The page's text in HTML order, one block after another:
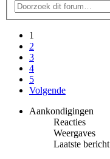
1
2
3
4
5
Volgende
Aankondigingen
Reacties
Weergaves
Laatste bericht